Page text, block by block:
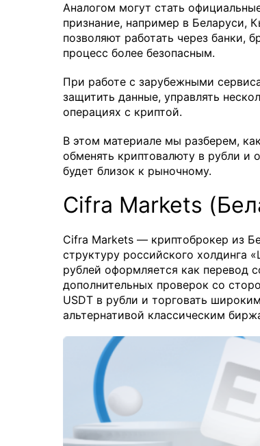
Аналогом могут стать
признание, например в Беларуси,
позволяют работать через банки,
процесс более безопасным.
При работе с зарубежными
защитить данные, управлять
операциях с криптой.
В этом материале мы разберем,
обменять криптовалюту в рубли и
будет близок к рыночному.
Cifra Markets
Cifra Markets — криптоброкер из
структуру российского холдинга
рублей оформляется как перевод
дополнительных проверок со
USDT в рубли и торговать
альтернативой классическим